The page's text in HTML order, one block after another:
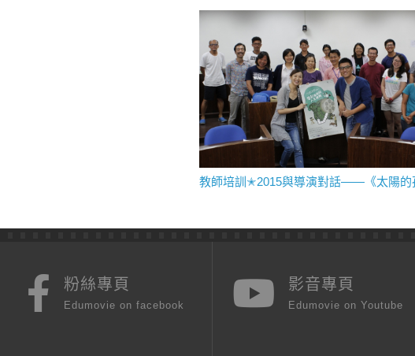
教師培訓✭2015與導演對話——《太陽的
粉絲專頁
Edumovie on facebook
影音專頁
Edumovie on Youtube